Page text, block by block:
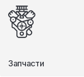
Запчасти